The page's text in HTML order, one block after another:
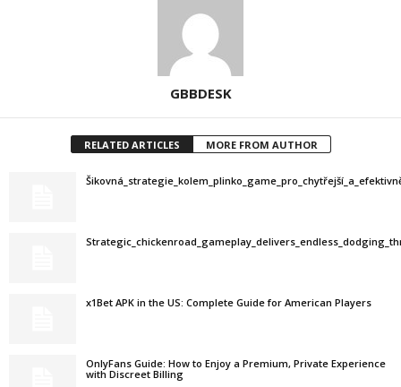
GBBDESK
RELATED ARTICLES MORE FROM AUTHOR
x1Bet APK in the US: Complete Guide for American Players
OnlyFans Guide: How to Enjoy a Premium, Private Experience
with Discreet Billing